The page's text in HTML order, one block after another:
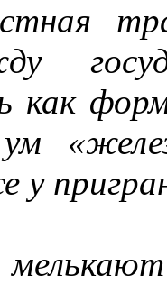
как
у